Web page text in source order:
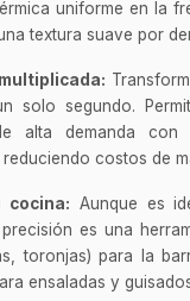
uniforme en la
textura suave por
solo segundo.
alta demanda con
costos de
cocina: Aunque es
es una
toronjas) para la
ensaladas y